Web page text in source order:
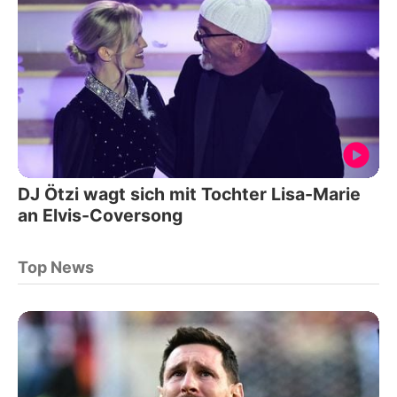
DJ Ötzi wagt sich mit Tochter Lisa-Marie
an Elvis-Coversong
Top News